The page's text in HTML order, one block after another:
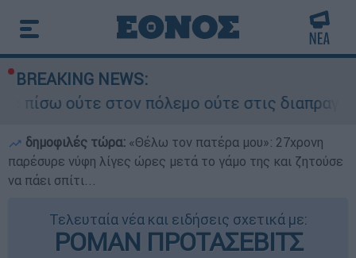
BREAKING NEWS:
στον πόλεμο ούτε στις διαπραγματεύσεις» -
δημοφιλές τώρα: «Θέλω τον πατέρα μου»: 27χρονη
παρέσυρε νύφη λίγες ώρες μετά το γάμο της και ζητούσε
να πάει σπίτι...
Τελευταία νέα και ειδήσεις σχετικά με:
ΡΟΜΑΝ ΠΡΟΤΑΣΕΒΙΤΣ